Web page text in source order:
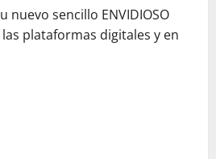
nuevo sencillo ENVIDIOSO
plataformas digitales y en